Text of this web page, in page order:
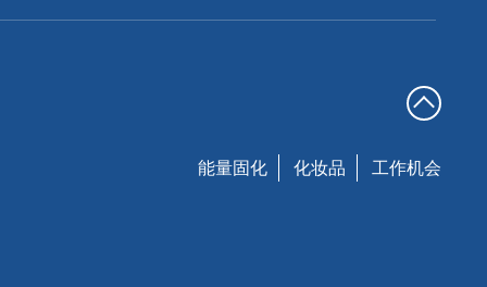
能量固化 化妆品 工作机会